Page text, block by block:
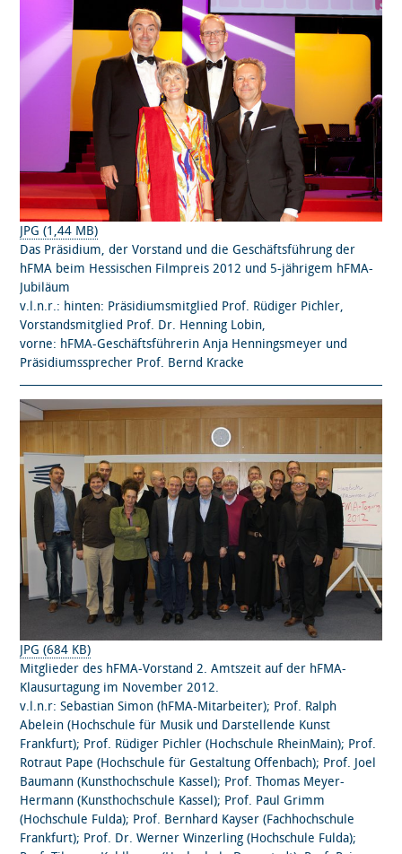
JPG (1,44 MB)
Das Präsidium, der Vorstand und die Geschäftsführung der
hFMA beim Hessischen Filmpreis 2012 und 5-jährigem hFMA-
Jubiläum
v.l.n.r.: hinten: Präsidiumsmitglied Prof. Rüdiger Pichler,
Vorstandsmitglied Prof. Dr. Henning Lobin,
vorne: hFMA-Geschäftsführerin Anja Henningsmeyer und
Präsidiumssprecher Prof. Bernd Kracke
JPG (684 KB)
Mitglieder des hFMA-Vorstand 2. Amtszeit auf der hFMA-
Klausurtagung im November 2012.
v.l.n.r: Sebastian Simon (hFMA-Mitarbeiter); Prof. Ralph
Abelein (Hochschule für Musik und Darstellende Kunst
Frankfurt); Prof. Rüdiger Pichler (Hochschule RheinMain); Prof.
Rotraut Pape (Hochschule für Gestaltung Offenbach); Prof. Joel
Baumann (Kunsthochschule Kassel); Prof. Thomas Meyer-
Hermann (Kunsthochschule Kassel); Prof. Paul Grimm
(Hochschule Fulda); Prof. Bernhard Kayser (Fachhochschule
Frankfurt); Prof. Dr. Werner Winzerling (Hochschule Fulda);